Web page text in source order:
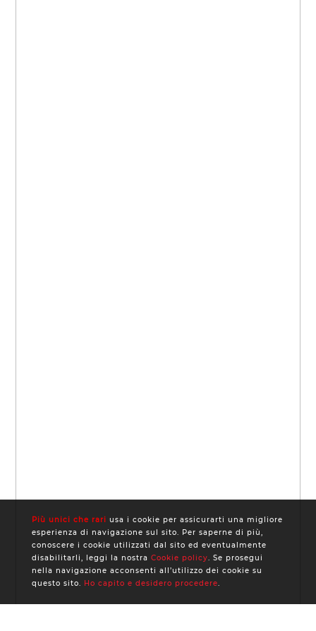
Più unici che rari usa i cookie per assicurarti una migliore
esperienza di navigazione sul sito. Per saperne di più,
conoscere i cookie utilizzati dal sito ed eventualmente
disabilitarli, leggi la nostra Cookie policy. Se prosegui
nella navigazione acconsenti all’utilizzo dei cookie su
questo sito. Ho capito e desidero procedere.